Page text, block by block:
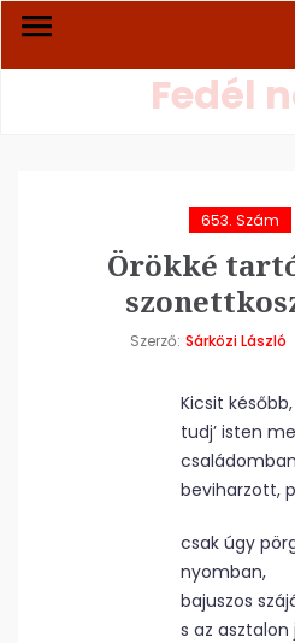
Fedél
653. Szám
Örökké
Szerző: Sárközi László
Kicsit
tudj’ isten
beviharzott,
csak úgy
nyomban,
bajuszos
s az